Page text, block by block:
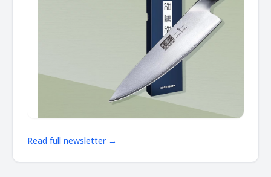
Read full newsletter →